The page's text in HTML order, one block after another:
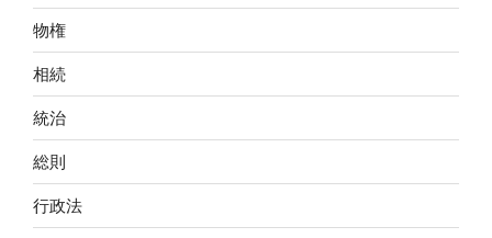
物権
相続
統治
総則
行政法